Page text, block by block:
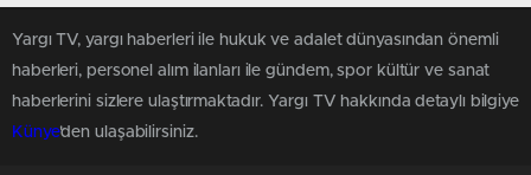
Yargı TV, yargı haberleri ile hukuk ve adalet dünyasından önemli
haberleri, personel alım ilanları ile gündem, spor kültür ve sanat
haberlerini sizlere ulaştırmaktadır. Yargı TV hakkında detaylı bilgiye
Künye'den ulaşabilirsiniz.